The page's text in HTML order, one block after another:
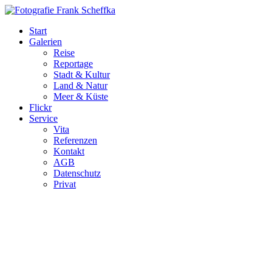
Start
Galerien
Reise
Reportage
Stadt & Kultur
Land & Natur
Meer & Küste
Flickr
Service
Vita
Referenzen
Kontakt
AGB
Datenschutz
Privat